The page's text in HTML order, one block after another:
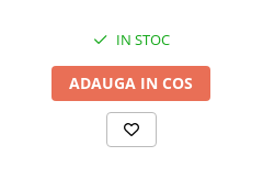
IN STOC
ADAUGA IN COS